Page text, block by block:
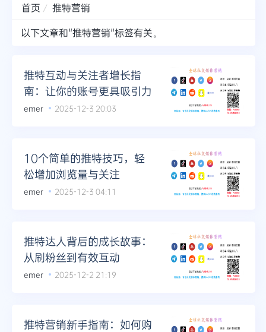
首页
推特营销
以下文章和"推特营销"标签有关。
推特互动与关注者增长指
南：让你的账号更具吸引力
emer 2025-12-3 20:03
10个简单的推特技巧，轻
松增加浏览量与关注
emer 2025-12-3 04:11
推特达人背后的成长故事：
从刷粉丝到有效互动
emer 2025-12-2 21:19
推特营销新手指南：如何购